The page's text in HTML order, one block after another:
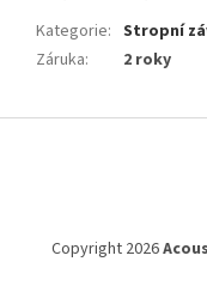
Kategorie: Stropní
Záruka: 2 roky
Copyright 2026